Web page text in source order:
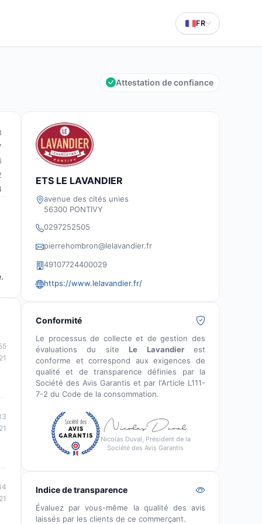
FR
Attestation de confiance
ETS LE LAVANDIER
avenue des cités unies
56300 PONTIVY
0297252505
pierrehombron@lelavandier.fr
49107724400029
https://www.lelavandier.fr/
Conformité
Le processus de collecte et de gestion des
évaluations du siteLe Lavandierest
conforme et correspond aux exigences de
qualité et de transparence définies par la
Société des Avis Garantis et par l'Article L111-
7-2 du Code de la consommation.
Nicolas Duval, Président de la
Société des Avis Garantis
Indice de transparence
Évaluez par vous-même la qualité des avis
laissés par les clients de ce commerçant.